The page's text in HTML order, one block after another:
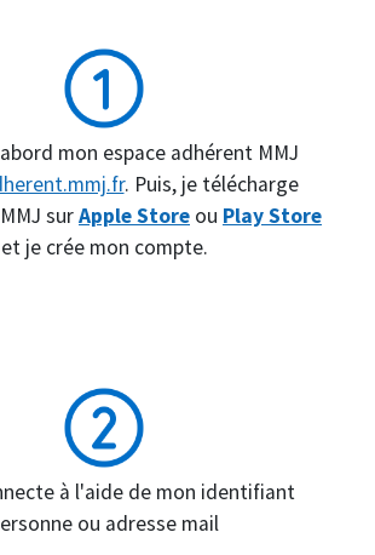
mon espace adhérent MMJ
. Puis, je télécharge
surApple Store ou Play Store
et je crée mon compte.
à l'aide de mon identifiant
ou adresse mail